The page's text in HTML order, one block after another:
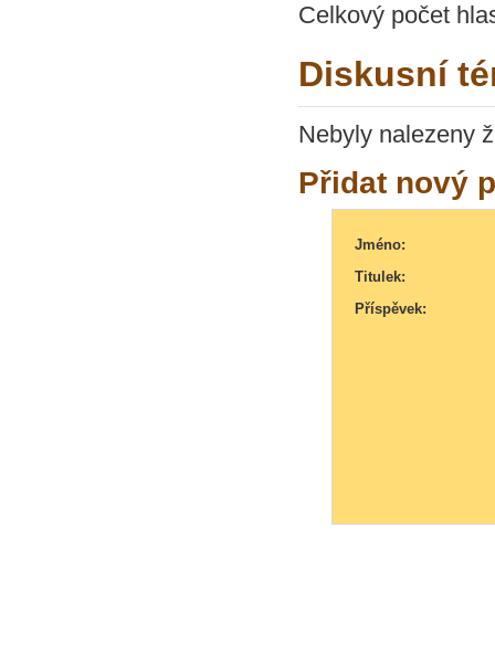
Celkový počet
Diskusní
Nebyly nalezeny
Přidat nový
Jméno:
Titulek:
Příspěvek: